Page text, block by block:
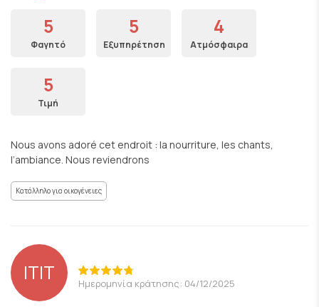
5
Φαγητό
5
Εξυπηρέτηση
4
Ατμόσφαιρα
5
Τιμή
Nous avons adoré cet endroit : la nourriture, les chants,
l’ambiance. Nous reviendrons
Κατάλληλο για οικογένειες
ITIT Ημερομηνία κράτησης: 04/12/2025